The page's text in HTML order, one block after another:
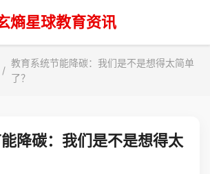
熵星球教育资讯
教育系统节能降碳：我们是不是想得太简单
了？
降碳：我们是不是想得太